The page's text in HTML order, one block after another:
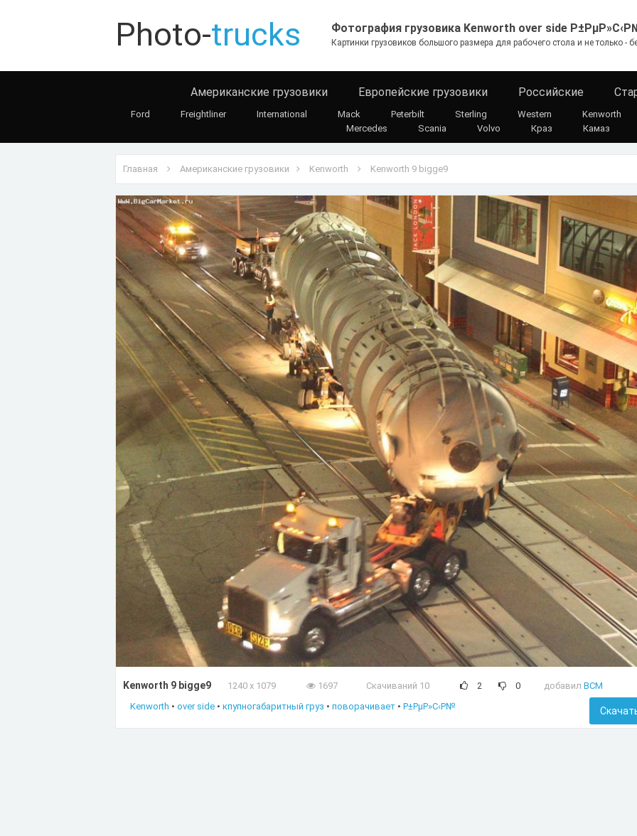
Photo-trucks Фотография грузовика Kenworth over side
Картинки грузовиков большого размера для рабочего стола и не только -
Американские грузовики Европейские грузовики Российские
Ford Freightliner International Mack Peterbilt Sterling Western
Kenworth
Mercedes
Scania Volvo Краз Камаз
Главная Американские грузовики Kenworth Kenworth 9 bigge9
Kenworth 9 bigge9 1240 x 1079 1697 Скачиваний 10 2 0 добавил BCM
Kenworth • over side • кпупногабаритный груз • поворачивает • Р±РµР»С‹Р№